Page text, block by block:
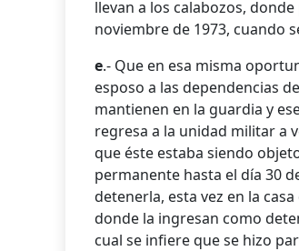
llevan a los calabozos,
noviembre de 1973, cuando
e.- Que en esa misma
esposo a las dependencias
mantienen en la guardia y
regresa a la unidad militar a
que éste estaba siendo
permanente hasta el día 30
detenerla, esta vez en la
donde la ingresan como
cual se infiere que se hizo